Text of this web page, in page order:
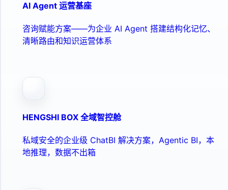
AI Agent 运营基座
咨询赋能方案——为企业 AI Agent 搭建结构化记忆、
清晰路由和知识运营体系
HENGSHI BOX 全域智控舱
私域安全的企业级 ChatBI 解决方案，Agentic BI，本
地推理，数据不出箱